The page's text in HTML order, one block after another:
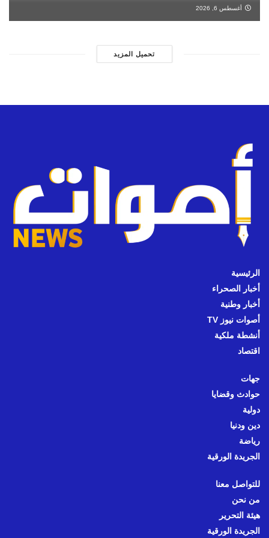
أغسطس 6, 2026
تحميل المزيد
الرئيسية
أخبار الصحراء
أخبار وطنية
أصوات نيوز TV
أنشطة ملكية
اقتصاد
جهات
حوادث وقضايا
دولية
دين ودنيا
رياضة
الجريدة الورقية
للتواصل معنا
من نحن
هيئة التحرير
الجريدة الورقية